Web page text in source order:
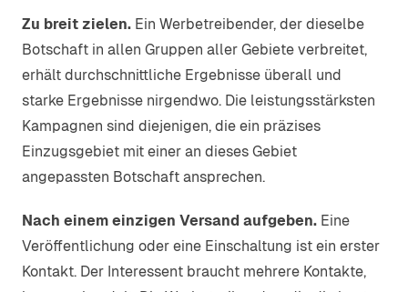
Zu breit zielen. Ein Werbetreibender, der dieselbe
Botschaft in allen Gruppen aller Gebiete verbreitet,
erhält durchschnittliche Ergebnisse überall und
starke Ergebnisse nirgendwo. Die leistungsstärksten
Kampagnen sind diejenigen, die ein präzises
Einzugsgebiet mit einer an dieses Gebiet
angepassten Botschaft ansprechen.
Nach einem einzigen Versand aufgeben. Eine
Veröffentlichung oder eine Einschaltung ist ein erster
Kontakt. Der Interessent braucht mehrere Kontakte,